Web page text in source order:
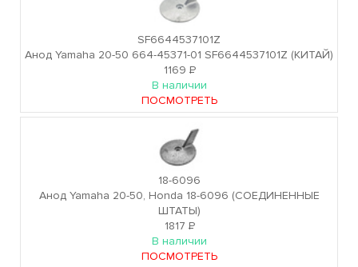
SF6644537101Z
Анод Yamaha 20-50 664-45371-01 SF6644537101Z (КИТАЙ)
1169Р
В наличии
ПОСМОТРЕТЬ
18-6096
Анод Yamaha 20-50, Honda 18-6096 (СОЕДИНЕННЫЕ
ШТАТЫ)
1817Р
В наличии
ПОСМОТРЕТЬ